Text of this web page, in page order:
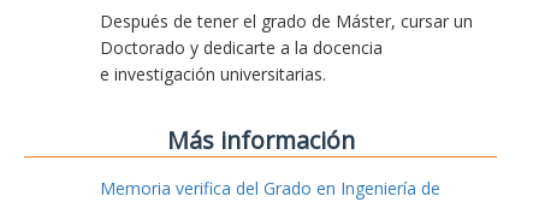
Después de tener el grado de Máster, cursar un
Doctorado y dedicarte a la docencia
e investigación universitarias.
Más información
Memoria verifica del Grado en Ingeniería de